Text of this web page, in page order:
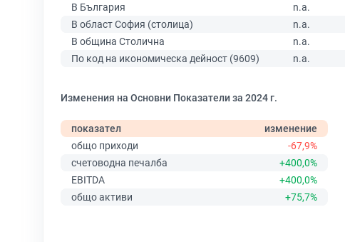
В България
n.a.
В област София (столица)
n.a.
В община Столична
n.a.
По код на икономическа дейност (9609)
n.a.
Изменения на Основни Показатели за 2024 г.
показател
изменение
общо приходи
-67,9%
счетоводна печалба
+400,0%
EBITDA
+400,0%
общо активи
+75,7%